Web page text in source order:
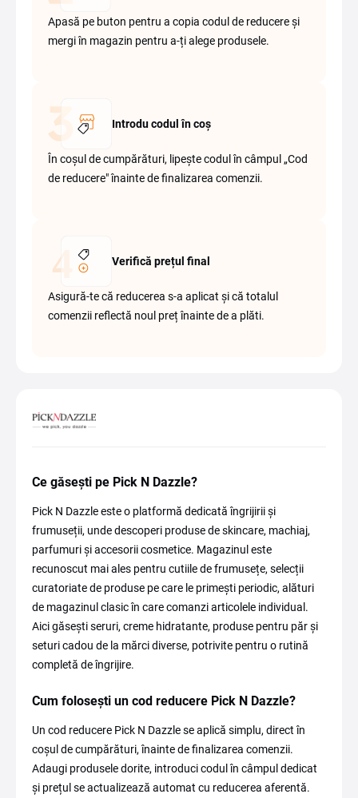
Apasă pe buton pentru a copia codul de reducere și
mergi în magazin pentru a-ți alege produsele.
Introdu codul în coș
În coșul de cumpărături, lipește codul în câmpul „Cod
de reducere" înainte de finalizarea comenzii.
Verifică prețul final
Asigură-te că reducerea s-a aplicat și că totalul
comenzii reflectă noul preț înainte de a plăti.
Ce găsești pe Pick N Dazzle?
Pick N Dazzle este o platformă dedicată îngrijirii și
frumuseții, unde descoperi produse de skincare, machiaj,
parfumuri și accesorii cosmetice. Magazinul este
recunoscut mai ales pentru cutiile de frumusețe, selecții
curatoriate de produse pe care le primești periodic, alături
de magazinul clasic în care comanzi articolele individual.
Aici găsești seruri, creme hidratante, produse pentru păr și
seturi cadou de la mărci diverse, potrivite pentru o rutină
completă de îngrijire.
Cum folosești un cod reducere Pick N Dazzle?
Un cod reducere Pick N Dazzle se aplică simplu, direct în
coșul de cumpărături, înainte de finalizarea comenzii.
Adaugi produsele dorite, introduci codul în câmpul dedicat
și prețul se actualizează automat cu reducerea aferentă.